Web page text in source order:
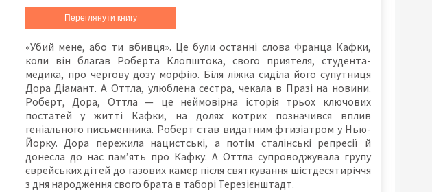
Переглянути книгу
«Убий мене, або ти вбивця». Це були останні слова Франца Кафки,
коли він благав Роберта Клопштока, свого приятеля, студента-
медика, про чергову дозу морфію. Біля ліжка сиділа його супутниця
Дора Діамант. А Оттла, улюблена сестра, чекала в Празі на новини.
Роберт, Дора, Оттла — це неймовірна історія трьох ключових
постатей у житті Кафки, на долях котрих позначився вплив
геніального письменника. Роберт став видатним фтизіатром у Нью-
Йорку. Дора пережила нацистські, а потім сталінські репресії й
донесла до нас пам’ять про Кафку. А Оттла супроводжувала групу
єврейських дітей до газових камер після святкування шістдесятиріччя
з дня народження свого брата в таборі Терезієнштадт.